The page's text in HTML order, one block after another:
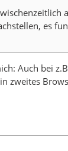
es
Auch bei
zweites